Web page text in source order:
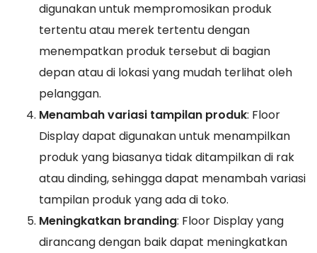
digunakan untuk mempromosikan produk
tertentu atau merek tertentu dengan
menempatkan produk tersebut di bagian
depan atau di lokasi yang mudah terlihat oleh
pelanggan.
Menambah variasi tampilan produk: Floor
Display dapat digunakan untuk menampilkan
produk yang biasanya tidak ditampilkan di rak
atau dinding, sehingga dapat menambah variasi
tampilan produk yang ada di toko.
Meningkatkan branding: Floor Display yang
dirancang dengan baik dapat meningkatkan